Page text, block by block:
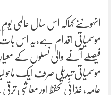
انہوںنے کہاکہ اس سال عالمی
موسمیاتی اقدام ہے،یہ اس
فیصلے آنے والی نسلوں کے
موسمیاتی تبدیلی صرف ایک
عامہ، غذائی تحفظ اور معاشی